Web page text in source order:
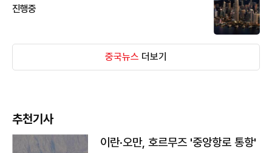
진행중
중국뉴스 더보기
추천기사
이란·오만, 호르무즈 '중앙항로 통항'